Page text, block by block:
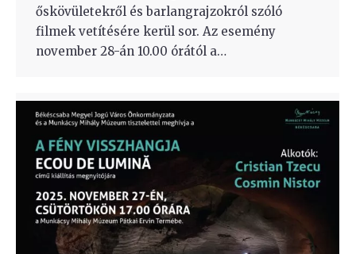
őskövületekről és barlangrajzokról szóló
filmek vetítésére kerül sor. Az esemény
november 28-án 10.00 órától a…